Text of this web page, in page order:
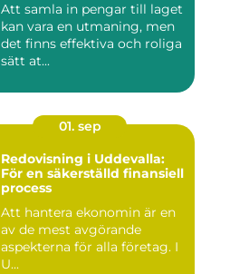
Att samla in pengar till laget
kan vara en utmaning, men
det finns effektiva och roliga
sätt at...
01. sep
Redovisning i Uddevalla:
För en säkerställd finansiell
process
Att hantera ekonomin är en
av de mest avgörande
aspekterna för alla företag. I
U...